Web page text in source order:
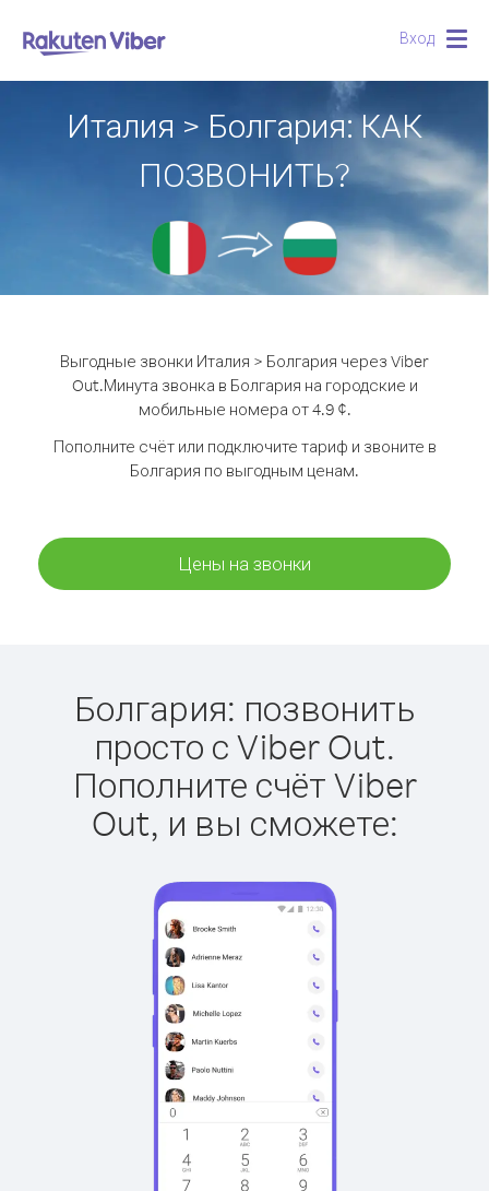
Вход
Италия > Болгария: КАК
ПОЗВОНИТЬ?
Выгодные звонки Италия > Болгария через Viber
Out.Минута звонка в Болгария на городские и
мобильные номера от 4.9 ¢.
Пополните счёт или подключите тариф и звоните в
Болгария по выгодным ценам.
Цены на звонки
Болгария: позвонить
просто с Viber Out.
Пополните счёт Viber
Out, и вы сможете: